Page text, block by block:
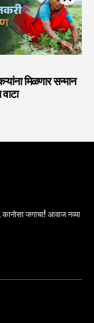
मिळणार सन्मान
जगाचा! आवाज नव्या